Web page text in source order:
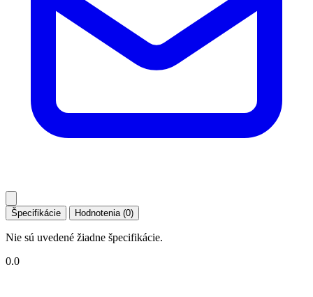
Špecifikácie Hodnotenia (0)
Nie sú uvedené žiadne špecifikácie.
0.0